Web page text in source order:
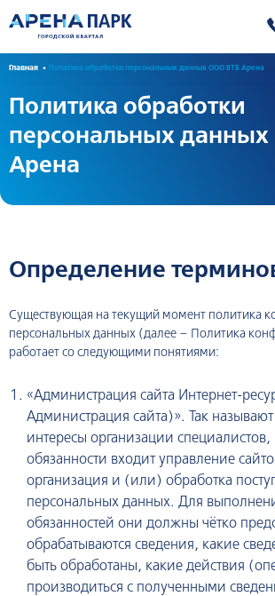
Главная Политика обработки персональных данных ООО ВТБ Арена
Политика обработки
персональных
Арена
Определение
Существующая на текущий момент политика
персональных данных (далее – Политика
работает со следующими понятиями:
«Администрация сайта Интернет-
Администрация сайта)». Так
интересы организации специалистов,
обязанности входит управление
организация и (или) обработка
персональных данных. Для
обязанностей они должны чётко
обрабатываются сведения, какие
быть обработаны, какие действия
производиться с полученными